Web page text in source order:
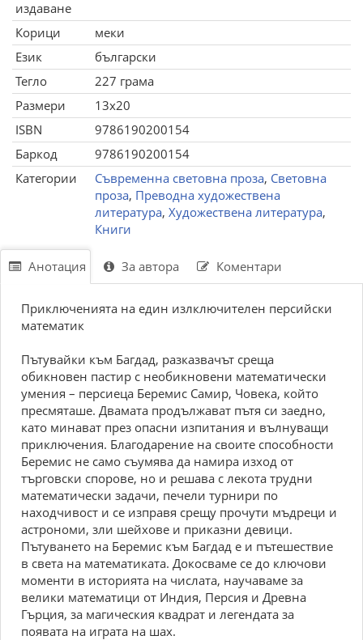
издаване
Корици
меки
Език
български
Тегло
227 грама
Размери
13x20
ISBN
9786190200154
Баркод
9786190200154
Категории
Съвременна световна проза, Световна
проза, Преводна художествена
литература, Художествена литература,
Книги
Анотация За автора Коментари
Приключенията на един излключителен персийски
математик
Пътувайки към Багдад, разказвачът среща
обикновен пастир с необикновени математически
умения – персиеца Беремис Самир, Човека, който
пресмяташе. Двамата продължават пътя си заедно,
като минават през опасни изпитания и вълнуващи
приключения. Благодарение на своите способности
Беремис не само съумява да намира изход от
търговски спорове, но и решава с лекота трудни
математически задачи, печели турнири по
находчивост и се изправя срещу прочути мъдреци и
астрономи, зли шейхове и приказни девици.
Пътуването на Беремис към Багдад е и пътешествие
в света на математиката. Докосваме се до ключови
моменти в историята на числата, научаваме за
велики математици от Индия, Персия и Древна
Гърция, за магическия квадрат и легендата за
появата на играта на шах.